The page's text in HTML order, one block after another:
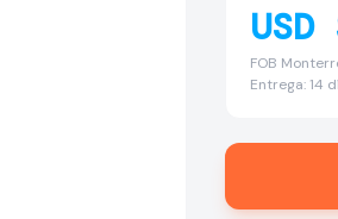
FOB
Entrega: 14